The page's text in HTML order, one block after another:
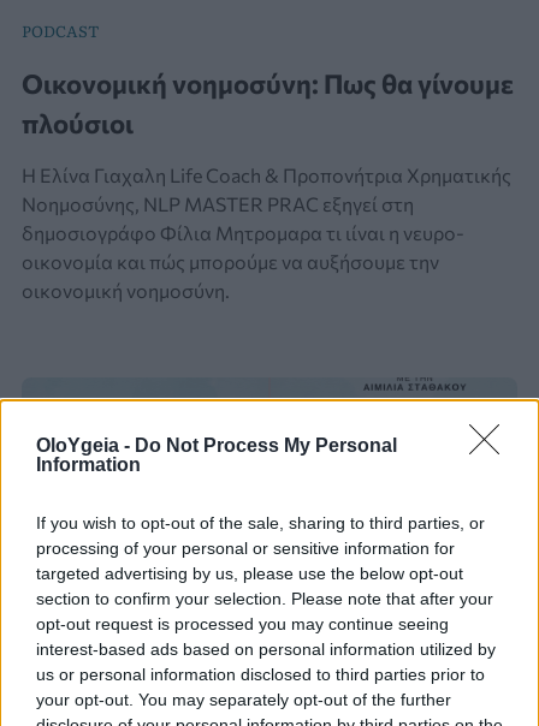
OloYgeia - Do Not Process My Personal
Information
If you wish to opt-out of the sale, sharing to third parties, or
processing of your personal or sensitive information for
targeted advertising by us, please use the below opt-out
section to confirm your selection. Please note that after your
opt-out request is processed you may continue seeing
interest-based ads based on personal information utilized by
us or personal information disclosed to third parties prior to
your opt-out. You may separately opt-out of the further
PODCAST
Οικονομική νοημοσύνη: Πως θα γίνουμε
πλούσιοι
Η Ελίνα Γιαχαλη Life Coach & Προπονήτρια Χρηματικής
Νοημοσύνης, NLP MASTER PRAC εξηγεί στη
δημοσιογράφο Φίλια Μητρομαρα τι ιίναι η νευρο-
οικονομία και πώς μπορούμε να αυξήσουμε την
οικονομική νοημοσύνη.